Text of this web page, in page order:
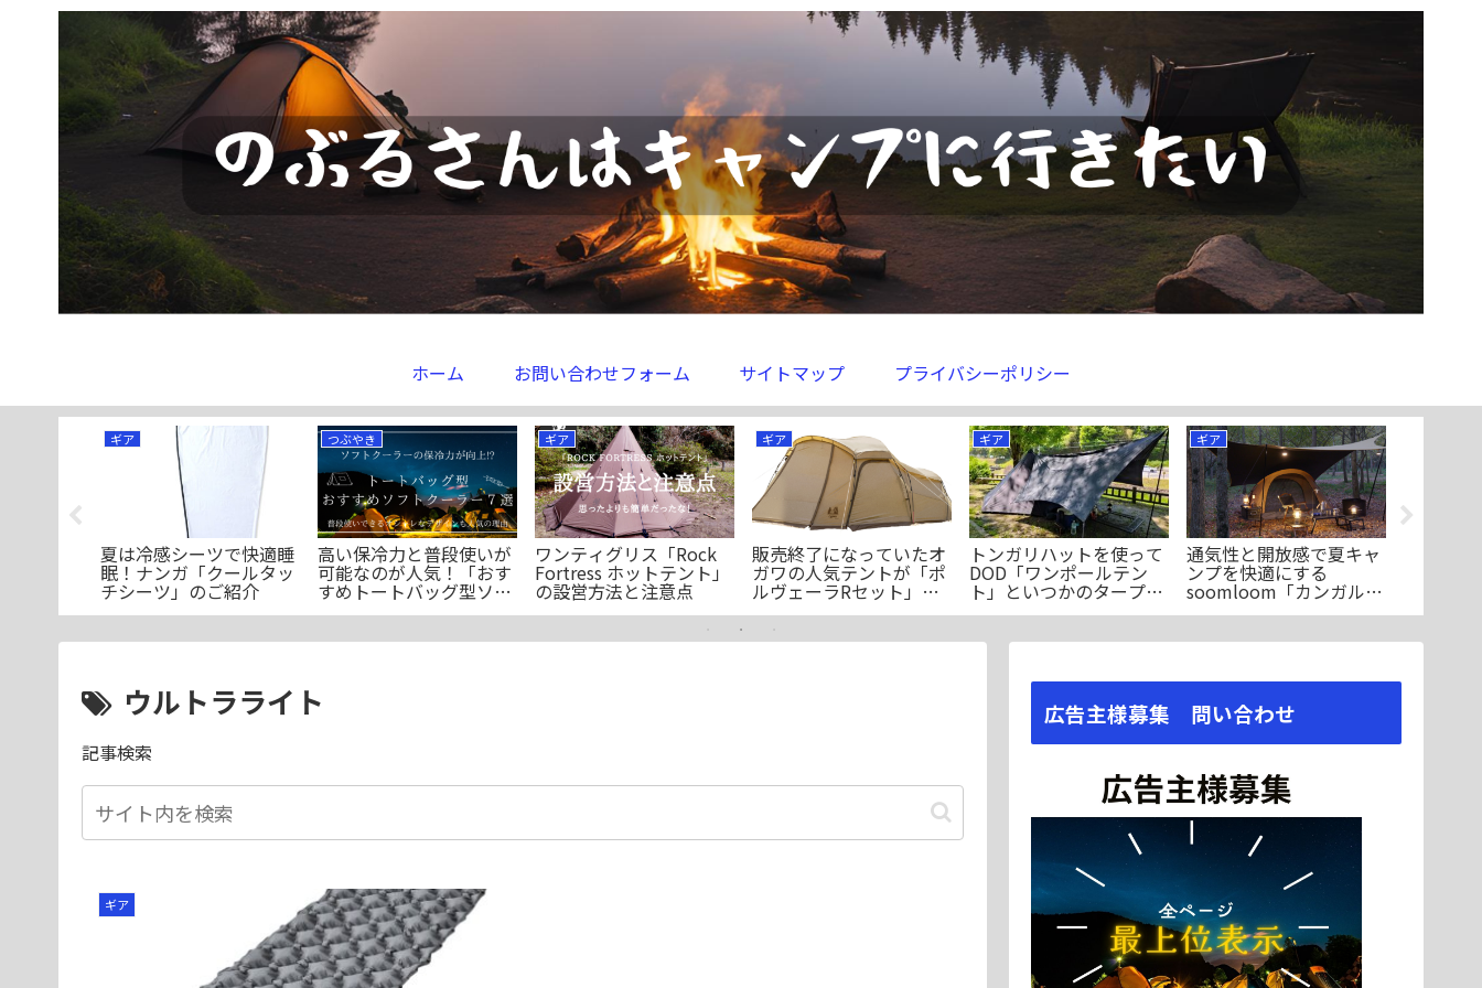
ホーム お問い合わせフォーム サイトマップ プライバシーポリシー
ギア
夏は冷感シーツで快適睡
眠！ナンガ「クールタッ
チシーツ」のご紹介
つぶやき
高い保冷力と普段使いが
可能なのが人気！「おす
すめトートバッグ型ソフ
トクーラー7選」
ギア
ワンティグリス「Rock
Fortress ホットテント」
の設営方法と注意点
ギア
販売終了になっていたオ
ガワの人気テントが「ポ
ルヴェーラRセット」に
なって復活したぞ
ギア
トンガリハットを使って
DOD「ワンポールテン
ト」といつかのタープを
久々に連結してみた
ギア
通気性と開放感で夏キャ
ンプを快適にする
soomloom「カンガルー
メッシュテント」 ならない
ウルトラライト
記事検索
ギア
広告主様募集 問い合わせ